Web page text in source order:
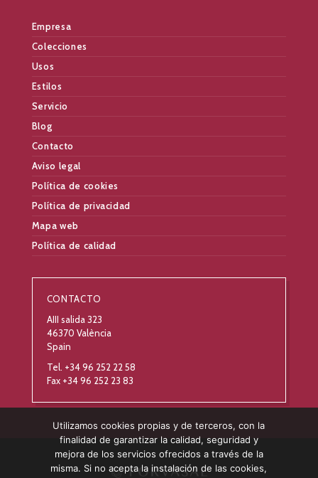
Empresa
Colecciones
Usos
Estilos
Servicio
Blog
Contacto
Aviso legal
Política de cookies
Política de privacidad
Mapa web
Política de calidad
CONTACTO
AIII salida 323
46370 València
Spain
Tel. +34 96 252 22 58
Fax +34 96 252 23 83
Utilizamos cookies propias y de terceros, con la
finalidad de garantizar la calidad, seguridad y
mejora de los servicios ofrecidos a través de la
misma. Si no acepta la instalación de las cookies,